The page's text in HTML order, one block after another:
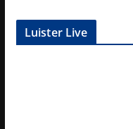
Luister Live